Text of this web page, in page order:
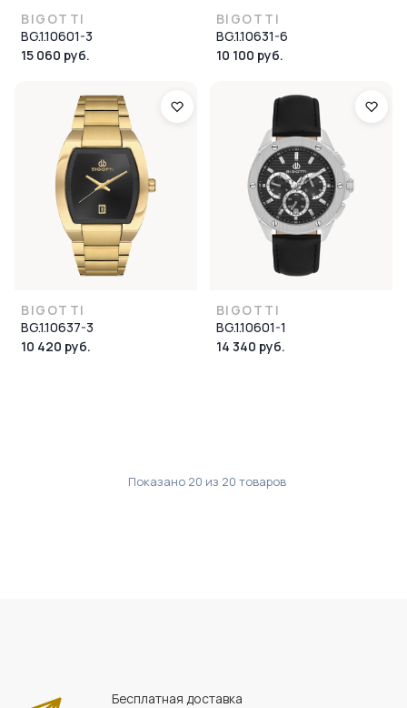
BIGOTTI
BG.1.10601-3
15 060 руб.
BIGOTTI
BG.1.10631-6
10 100 руб.
BIGOTTI
BG.1.10637-3
10 420 руб.
BIGOTTI
BG.1.10601-1
14 340 руб.
Показано 20 из 20 товаров
Бесплатная доставка